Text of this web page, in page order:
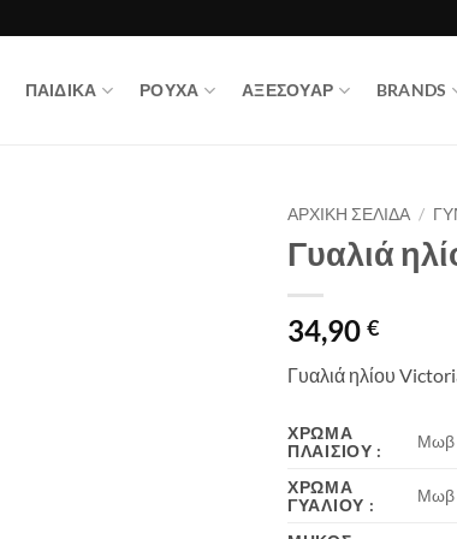
ΠΑΙΔΙΚΑ ΡΟΥΧΑ ΑΞΕΣΟΥΑΡ BRANDS
ΑΡΧΙΚΉ ΣΕΛΊΔΑ /
Γυαλιά
34,90 €
Γυαλιά ηλίου
ΧΡΏΜΑ
ΠΛΑΙΣΊΟΥ : Μωβ
ΧΡΏΜΑ
ΓΥΑΛΙΟΎ : Μωβ